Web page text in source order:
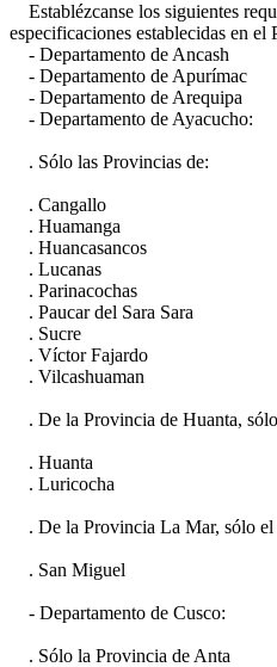
Establézcanse los siguientes
especificaciones establecidas en
- Departamento de Ancash
- Departamento de Apurímac
- Departamento de Arequipa
- Departamento de Ayacucho:
. Sólo las Provincias de:
. Cangallo
. Huamanga
. Huancasancos
. Lucanas
. Parinacochas
. Paucar del Sara Sara
. Sucre
. Víctor Fajardo
. Vilcashuaman
. De la Provincia de Huanta,
. Huanta
. Luricocha
. De la Provincia La Mar, sólo el
. San Miguel
- Departamento de Cusco:
. Sólo la Provincia de Anta